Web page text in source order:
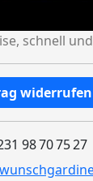
schnell
widerrufen
98 70 75 27